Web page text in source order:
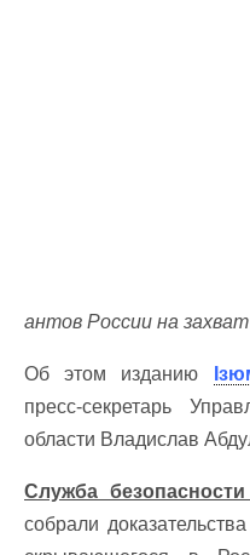
антов России на
Об этом изданию
пресс-секретарь
области Владислав
Служба
собрали